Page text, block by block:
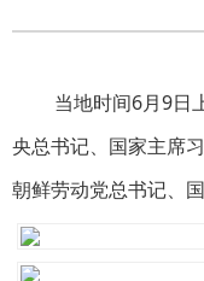
当地时间6月9日
央总书记、国家主席
朝鲜劳动党总书记、